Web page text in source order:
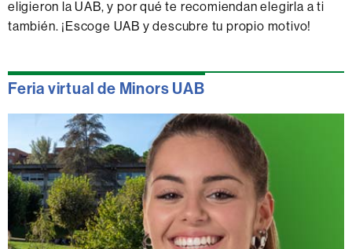
eligieron la UAB, y por qué te recomiendan elegirla a ti
también. ¡Escoge UAB y descubre tu propio motivo!
Feria virtual de Minors UAB